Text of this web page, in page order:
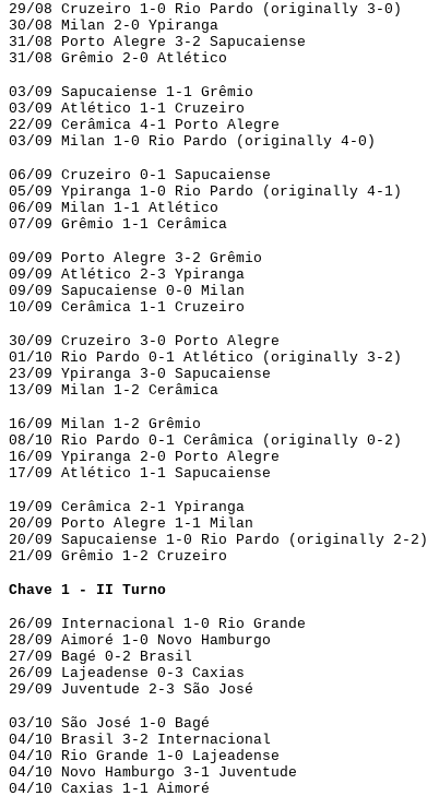
29/08 Cruzeiro 1-0 Rio Pardo (originally 3-0)
30/08 Milan 2-0 Ypiranga
31/08 Porto Alegre 3-2 Sapucaiense
31/08 Grêmio 2-0 Atlético
03/09 Sapucaiense 1-1 Grêmio
03/09 Atlético 1-1 Cruzeiro
22/09 Cerâmica 4-1 Porto Alegre
03/09 Milan 1-0 Rio Pardo (originally 4-0)
06/09 Cruzeiro 0-1 Sapucaiense
05/09 Ypiranga 1-0 Rio Pardo (originally 4-1)
06/09 Milan 1-1 Atlético
07/09 Grêmio 1-1 Cerâmica
09/09 Porto Alegre 3-2 Grêmio
09/09 Atlético 2-3 Ypiranga
09/09 Sapucaiense 0-0 Milan
10/09 Cerâmica 1-1 Cruzeiro
30/09 Cruzeiro 3-0 Porto Alegre
01/10 Rio Pardo 0-1 Atlético
(originally 3-2)
23/09 Ypiranga 3-0 Sapucaiense
13/09 Milan 1-2 Cerâmica
16/09 Milan 1-2 Grêmio
08/10 Rio Pardo 0-1 Cerâmica (originally 0-2)
16/09 Ypiranga 2-0 Porto Alegre
17/09 Atlético 1-1 Sapucaiense
19/09 Cerâmica 2-1 Ypiranga
20/09 Porto Alegre 1-1 Milan
20/09 Sapucaiense 1-0 Rio Pardo (originally 2-2)
21/09 Grêmio 1-2 Cruzeiro
Chave 1 - II Turno
26/09 Internacional 1-0 Rio Grande
28/09 Aimoré 1-0 Novo Hamburgo
27/09 Bagé 0-2 Brasil
26/09 Lajeadense 0-3 Caxias
29/09 Juventude 2-3 São José
03/10 São José 1-0 Bagé
04/10 Brasil 3-2 Internacional
04/10 Rio Grande 1-0 Lajeadense
04/10 Novo Hamburgo 3-1 Juventude
04/10 Caxias 1-1 Aimoré